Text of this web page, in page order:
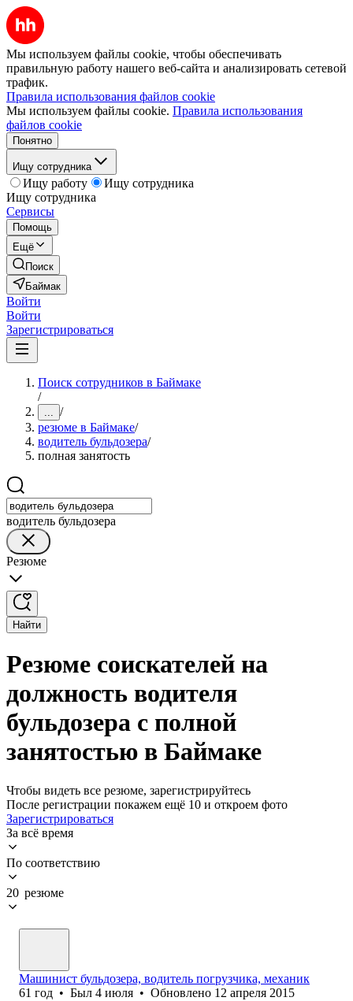
Мы используем файлы cookie, чтобы обеспечивать
правильную работу нашего веб-сайта и анализировать сетевой
трафик.
Правила использования файлов cookie
Мы используем файлы cookie. Правила использования
файлов cookie
Понятно
Ищу сотрудника
Ищу работу
Ищу сотрудника
Ищу сотрудника
Сервисы
Помощь
Ещё
Поиск
Баймак
Войти
Войти
Зарегистрироваться
Поиск сотрудников в Баймаке
/
... /
резюме в Баймаке/
водитель бульдозера/
полная занятость
водитель бульдозера
Резюме
Найти
Резюме соискателей на
должность водителя
бульдозера с полной
занятостью в Баймаке
Чтобы видеть все резюме, зарегистрируйтесь
После регистрации покажем ещё 10 и откроем фото
Зарегистрироваться
За всё время
По соответствию
20 резюме
Машинист бульдозера, водитель погрузчика, механик
61 год • Был 4 июля • Обновлено 12 апреля 2015